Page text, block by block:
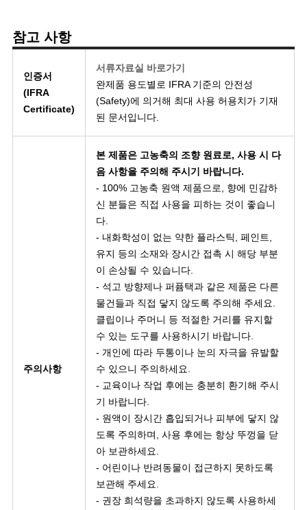
참고 사항
인증서
(IFRA
Certificate)
서류자료실 바로가기
완제품 용도별로 IFRA 기준의 안전성
(Safety)에 의거해 최대 사용 허용치가 기재
된 문서입니다.
주의사항
본 제품은 고농축의 조향 원료로, 사용 시 다
음 사항을 주의해 주시기 바랍니다.
- 100% 고농축 원액 제품으로, 향에 민감하
신 분들은 직접 사용을 피하는 것이 좋습니
다.
- 내화학성이 없는 약한 플라스틱, 페인트,
유지 등의 소재와 장시간 접촉 시 해당 부분
이 손상될 수 있습니다.
- 석고 방향제나 퍼퓸택과 같은 제품은 다른
물건들과 직접 닿지 않도록 주의해 주세요.
클립이나 주머니 등 적절한 거리를 유지할
수 있는 도구를 사용하시기 바랍니다.
- 개인에 따라 두통이나 눈의 자극을 유발할
수 있으니 주의하세요.
- 교육이나 작업 후에는 충분히 환기해 주시
기 바랍니다.
- 원액이 장시간 흡입되거나 피부에 닿지 않
도록 주의하며, 사용 후에는 항상 뚜껑을 닫
아 보관하세요.
- 어린이나 반려동물이 접근하지 못하도록
보관해 주세요.
- 권장 희석량을 초과하지 않도록 사용하세